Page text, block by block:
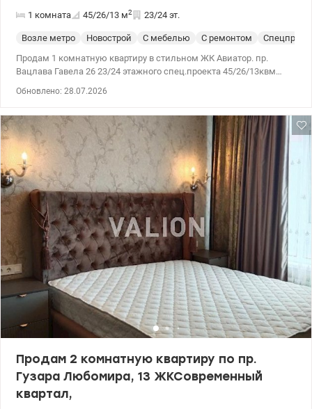
1 комната 45/26/13 м2 23/24 эт.
Возле метро Новострой С мебелью С ремонтом
Продам 1 комнатную квартиру в стильном ЖК Авиатор. пр.
Вацлава Гавела 26 23/24 этажного спец.проекта 45/26/13квм
подойдёт для жизни и для орендного бизнеса. Великолепный
инфросруктура, рядом магазины и бутики. в пешей доступности
остановка скоростного трамвая. Цена: 72000 у.е 0952331313
Иннна Valion.ua/1120131
Обновлено: 28.07.2026
Продам 2 комнатную квартиру по пр.
Гузара Любомира, 13 ЖКСовременный
квартал,